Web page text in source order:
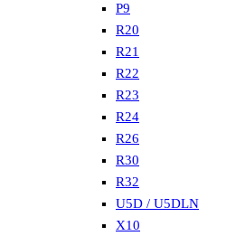
P9
R20
R21
R22
R23
R24
R26
R30
R32
U5D / U5DLN
X10